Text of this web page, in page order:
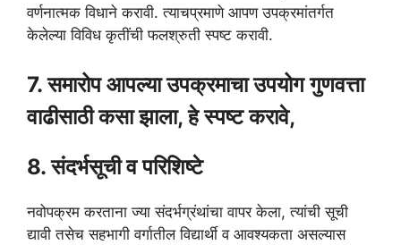
वर्णनात्मक विधाने करावी. त्याचप्रमाणे आपण उपक्रमांतर्गत
केलेल्या विविध कृतींची फलश्रुती स्पष्ट करावी.
7. समारोप आपल्या उपक्रमाचा उपयोग गुणवत्ता
वाढीसाठी कसा झाला, हे स्पष्ट करावे,
8. संदर्भसूची व परिशिष्टे
नवोपक्रम करताना ज्या संदर्भग्रंथांचा वापर केला, त्यांची सूची
द्यावी तसेच सहभागी वर्गातील विद्यार्थी व आवश्यकता असल्यास